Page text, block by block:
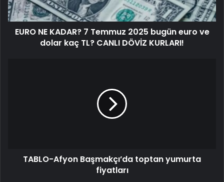
EURO NE KADAR? 7 Temmuz 2025 bugün euro ve
dolar kaç TL? CANLI DÖVİZ KURLARI!
TABLO-Afyon Başmakçı’da toptan yumurta
fiyatları